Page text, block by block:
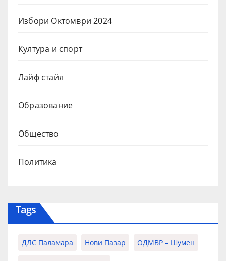
Избори Октомври 2024
Култура и спорт
Лайф стайл
Образование
Общество
Политика
Tags
ДЛС Паламара Нови Пазар ОДМВР – Шумен